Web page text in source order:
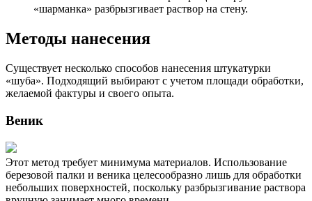
«шарманка» разбрызгивает раствор на стену.
Методы нанесения
Существует несколько способов нанесения штукатурки
«шуба». Подходящий выбирают с учетом площади обработки,
желаемой фактуры и своего опыта.
Веник
Этот метод требует минимума материалов. Использование
березовой палки и веника целесообразно лишь для обработки
небольших поверхностей, поскольку разбрызгивание раствора